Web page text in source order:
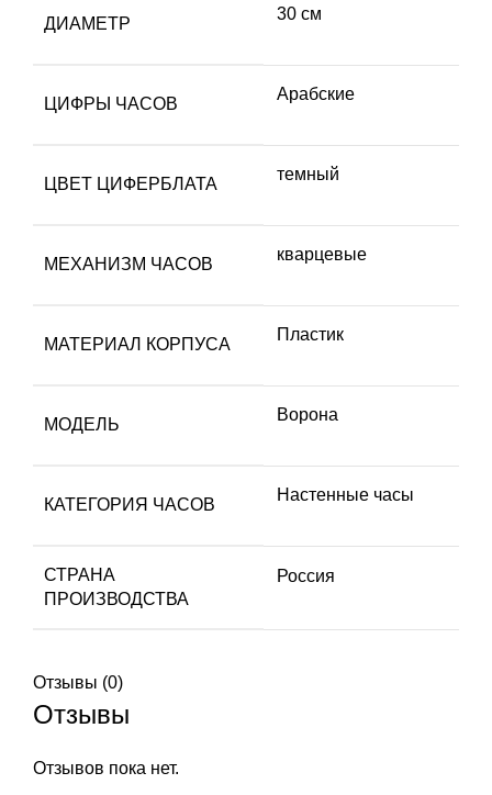
ДИАМЕТР
30 см
ЦИФРЫ ЧАСОВ
Арабские
ЦВЕТ ЦИФЕРБЛАТА
темный
МЕХАНИЗМ ЧАСОВ
кварцевые
МАТЕРИАЛ КОРПУСА
Пластик
МОДЕЛЬ
Ворона
КАТЕГОРИЯ ЧАСОВ
Настенные часы
СТРАНА
ПРОИЗВОДСТВА
Россия
Отзывы (0)
Отзывы
Отзывов пока нет.